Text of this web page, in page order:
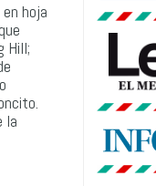
hoja
Hill;
la